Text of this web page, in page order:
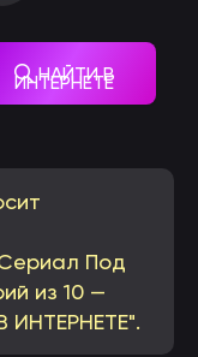
НАЙТИ В
ИНТЕРНЕТЕ
Под
из 10 —
ИНТЕРНЕТЕ".